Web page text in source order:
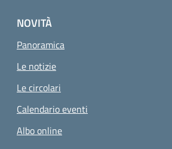
NOVITÀ
Panoramica
Le notizie
Le circolari
Calendario eventi
Albo online